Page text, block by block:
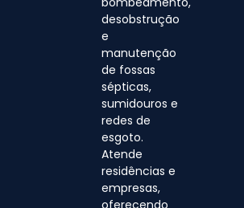
desobstrução
e
manutenção
de fossas
sépticas,
sumidouros e
redes de
esgoto.
Atende
residências e
empresas,